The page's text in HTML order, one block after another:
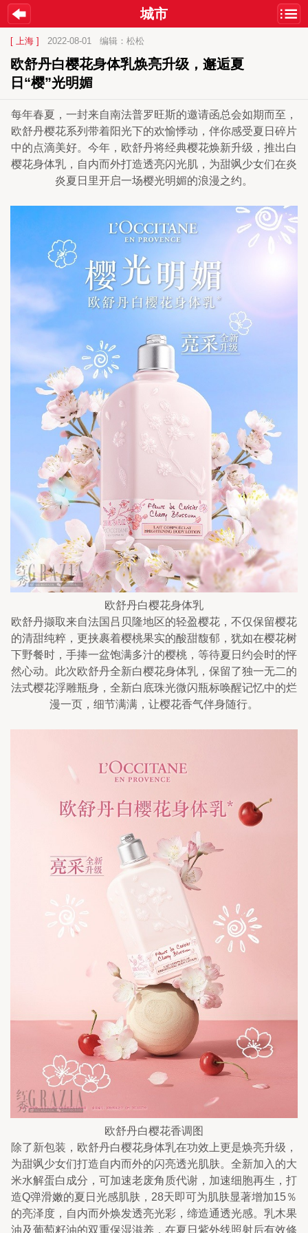
城市
[ 上海 ] 2022-08-01 编辑：松松
欧舒丹白樱花身体乳焕亮升级，邂逅夏
日“樱”光明媚
每年春夏，一封来自南法普罗旺斯的邀请函总会如期而至，
欧舒丹樱花系列带着阳光下的欢愉悸动，伴你感受夏日碎片
中的点滴美好。今年，欧舒丹将经典樱花焕新升级，推出白
樱花身体乳，自内而外打造透亮闪光肌，为甜飒少女们在炎
炎夏日里开启一场樱光明媚的浪漫之约。
欧舒丹白樱花身体乳
欧舒丹撷取来自法国吕贝隆地区的轻盈樱花，不仅保留樱花
的清甜纯粹，更挟裹着樱桃果实的酸甜馥郁，犹如在樱花树
下野餐时，手捧一盆饱满多汁的樱桃，等待夏日约会时的怦
然心动。此次欧舒丹全新白樱花身体乳，保留了独一无二的
法式樱花浮雕瓶身，全新白底珠光微闪瓶标唤醒记忆中的烂
漫一页，细节满满，让樱花香气伴身随行。
欧舒丹白樱花香调图
除了新包装，欧舒丹白樱花身体乳在功效上更是焕亮升级，
为甜飒少女们打造自内而外的闪亮透光肌肤。全新加入的大
米水解蛋白成分，可加速老废角质代谢，加速细胞再生，打
造Q弹滑嫩的夏日光感肌肤，28天即可为肌肤显著增加15％
的亮泽度，自内而外焕发透亮光彩，缔造通透光感。乳木果
油及葡萄籽油的双重保湿滋养，在夏日紫外线照射后有效修